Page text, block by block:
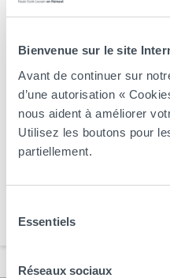
Bienvenue sur le site
Avant de continuer sur
d’une autorisation «
nous aident à améliorer
Utilisez les boutons pour
partiellement.
Essentiels
Réseaux sociaux
prochain
> Les différentes implantations
fermés jusqu’au 16 août 2026
peu de repos pour vous
Cependant, notre plateforme
accessible via l’onglet
une inscription pour […]
Arts, Business et Communication